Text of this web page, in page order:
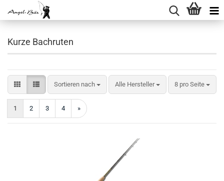
Kurze Bachruten
Sortieren nach
Sortieren nach Alle Hersteller 8 pro Seite
pro Seite
1 2 3 4 »